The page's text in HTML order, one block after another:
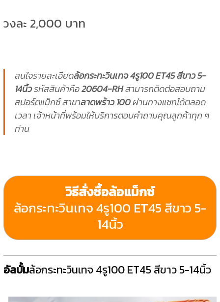
วงละ 2,000 บาท
สนใจรายละเอียดล้อกระทะวินเทจ 4รู100 ET45 สีขาว 5-
14นิ้วรหัสสินค้าคือ20604-RHสามารถติดต่อสอบถาม
สปอร์ตแม็กซ์ สาขาลาดพร้าว 100ผ่านทางแชทได้ตลอด
เวลา เจ้าหน้าที่พร้อมให้บริการตอบคำถามคุณลูกค้าทุก ๆ
ท่าน
วิธีสั่งซื้อล้อแม็กซ์
ล้อกระทะวินเทจ 4รู100 ET45 สีขาว 5-
14นิ้ว
อัลบั้มล้อกระทะวินเทจ 4รู100 ET45 สีขาว 5-14นิ้ว